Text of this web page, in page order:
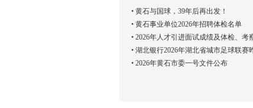
• 黄石与国球，39年后再出发！
• 黄石事业单位2026年招聘体检名单
• 2026年人才引进面试成绩及体检、考
• 湖北银行2026年湖北省城市足球联赛
• ​2026年黄石市委一号文件公布